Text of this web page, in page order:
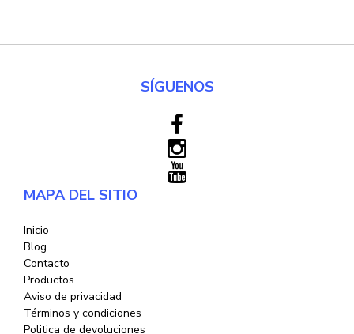
SÍGUENOS
MAPA DEL SITIO
Inicio
Blog
Contacto
Productos
Aviso de privacidad
Términos y condiciones
Politica de devoluciones